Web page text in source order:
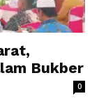
Bukber
0